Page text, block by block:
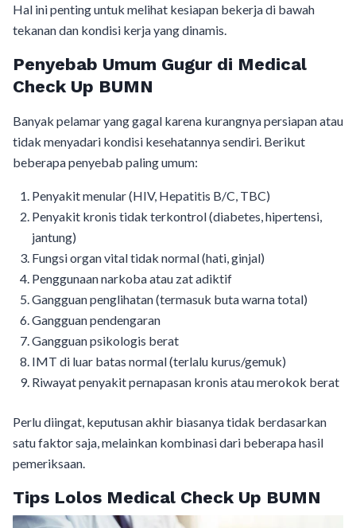
Hal ini penting untuk melihat kesiapan bekerja di bawah
tekanan dan kondisi kerja yang dinamis.
Penyebab Umum Gugur di Medical
Check Up BUMN
Banyak pelamar yang gagal karena kurangnya persiapan atau
tidak menyadari kondisi kesehatannya sendiri. Berikut
beberapa penyebab paling umum:
Penyakit menular (HIV, Hepatitis B/C, TBC)
Penyakit kronis tidak terkontrol (diabetes, hipertensi,
jantung)
Fungsi organ vital tidak normal (hati, ginjal)
Penggunaan narkoba atau zat adiktif
Gangguan penglihatan (termasuk buta warna total)
Gangguan pendengaran
Gangguan psikologis berat
IMT di luar batas normal (terlalu kurus/gemuk)
Riwayat penyakit pernapasan kronis atau merokok berat
Perlu diingat, keputusan akhir biasanya tidak berdasarkan
satu faktor saja, melainkan kombinasi dari beberapa hasil
pemeriksaan.
Tips Lolos Medical Check Up BUMN